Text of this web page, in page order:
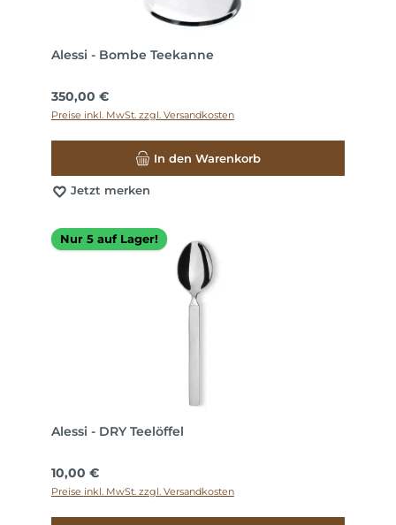
Alessi - Bombe Teekanne
Regulärer Preis:
350,00 €
Preise inkl. MwSt. zzgl. Versandkosten
In den Warenkorb
Jetzt merken
Nur 5 auf Lager!
Alessi - DRY Teelöffel
Regulärer Preis:
10,00 €
Preise inkl. MwSt. zzgl. Versandkosten